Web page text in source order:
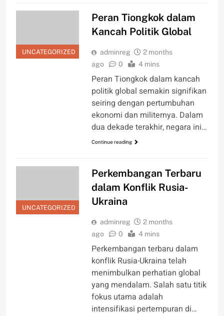
UNCATEGORIZED
Peran Tiongkok dalam
Kancah Politik Global
adminreg
2 months
ago
0 4 mins
Peran Tiongkok dalam kancah
politik global semakin signifikan
seiring dengan pertumbuhan
ekonomi dan militernya. Dalam
dua dekade terakhir, negara ini…
Continue reading
UNCATEGORIZED
Perkembangan Terbaru
dalam Konflik Rusia-
Ukraina
adminreg
2 months
ago
0 4 mins
Perkembangan terbaru dalam
konflik Rusia-Ukraina telah
menimbulkan perhatian global
yang mendalam. Salah satu titik
fokus utama adalah
intensifikasi pertempuran di…